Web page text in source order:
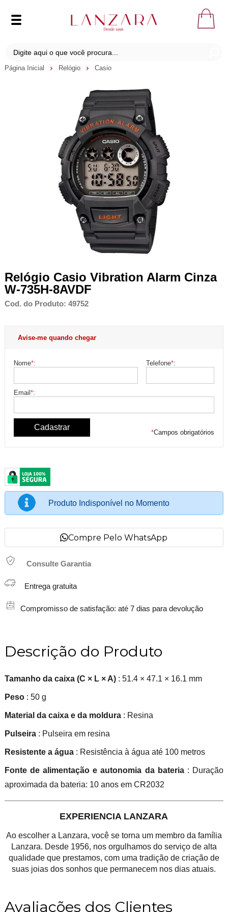
Página Inicial Relógio Casio
Relógio Casio Vibration Alarm Cinza
W-735H-8AVDF
Cod. do Produto: 49752
Avise-me quando chegar
Nome*: Telefone*:
Email*:
*Campos obrigatórios
Produto Indisponível no Momento
Compre Pelo WhatsApp
Consulte Garantia
Entrega gratuita
Compromisso de satisfação: até 7 dias para devolução
Descrição do Produto
Tamanho da caixa (C × L × A): 51.4 × 47.1 × 16.1 mm
Peso: 50 g
Material da caixa e da moldura: Resina
Pulseira : Pulseira em resina
Resistente a água : Resistência à água até 100 metros
Fonte de alimentação e autonomia da bateria: Duração
aproximada da bateria: 10 anos em CR2032
EXPERIENCIA LANZARA
Ao escolher a Lanzara, você se torna um membro da família
Lanzara. Desde 1956, nos orgulhamos do serviço de alta
qualidade que prestamos, com uma tradição de criação de
suas joias dos sonhos que permanecem nos dias atuais.
Avaliações dos Clientes